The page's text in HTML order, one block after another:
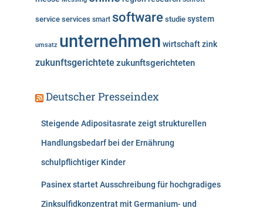
service services smart software studie system
umsatz unternehmen wirtschaftzink
zukunftsgerichtete zukunftsgerichteten
Deutscher Presseindex
Steigende Adipositasrate zeigt strukturellen
Handlungsbedarf bei der Ernährung
schulpflichtiger Kinder
Pasinex startet Ausschreibung für hochgradiges
Zinksulfidkonzentrat mit Germanium- und